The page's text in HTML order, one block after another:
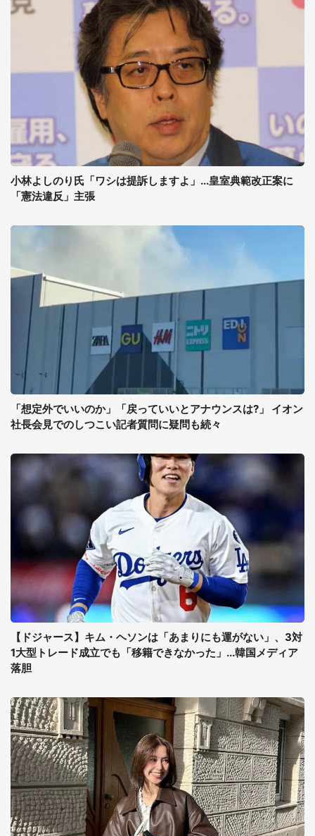
小林よしのり氏「ワシは提訴しますよ」...皇室典範改正案に
「憲法違反」主張
「想定外でいいのか」「戻っていいとアナウンスは?」 イオン
社長会見でのしつこい記者質問に疑問も続々
【ドジャース】キム・ヘソンは「あまりにも運がない」、3対
1大型トレード成立でも「移籍できなかった」...韓国メディア
落胆